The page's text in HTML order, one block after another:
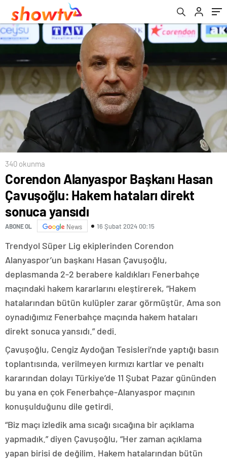
yansıdı
340 okunma
Corendon Alanyaspor Başkanı Hasan
Çavuşoğlu: Hakem hataları direkt
sonuca yansıdı
ABONE OL News 16 Şubat 2024 00:15
Trendyol Süper Lig ekiplerinden Corendon
Alanyaspor’un başkanı Hasan Çavuşoğlu,
deplasmanda 2-2 berabere kaldıkları Fenerbahçe
maçındaki hakem kararlarını eleştirerek, “Hakem
hatalarından bütün kulüpler zarar görmüştür. Ama son
oynadığımız Fenerbahçe maçında hakem hataları
direkt sonuca yansıdı.” dedi.
Çavuşoğlu, Cengiz Aydoğan Tesisleri’nde yaptığı basın
toplantısında, verilmeyen kırmızı kartlar ve penaltı
kararından dolayı Türkiye’de 11 Şubat Pazar gününden
bu yana en çok Fenerbahçe-Alanyaspor maçının
konuşulduğunu dile getirdi.
“Biz maçı izledik ama sıcağı sıcağına bir açıklama
yapmadık.” diyen Çavuşoğlu, “Her zaman açıklama
yapan birisi de değilim. Hakem hatalarından bütün